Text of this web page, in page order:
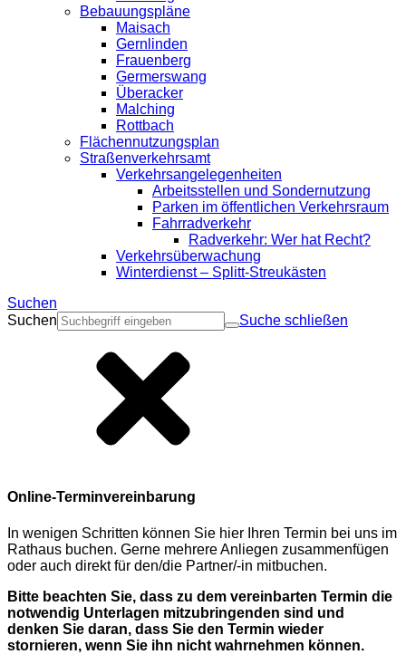
Bebauungspläne
Maisach
Gernlinden
Frauenberg
Germerswang
Überacker
Malching
Rottbach
Flächennutzungsplan
Straßenverkehrsamt
Verkehrsangelegenheiten
Arbeitsstellen und Sondernutzung
Parken im öffentlichen Verkehrsraum
Fahrradverkehr
Radverkehr: Wer hat Recht?
Verkehrsüberwachung
Winterdienst – Splitt-Streukästen
Suchen
Suchen
Suche schließen
Online-Terminvereinbarung
In wenigen Schritten können Sie hier Ihren Termin bei uns im
Rathaus buchen. Gerne mehrere Anliegen zusammenfügen
oder auch direkt für den/die Partner/-in mitbuchen.
Bitte beachten Sie, dass zu dem vereinbarten Termin die
notwendig Unterlagen mitzubringenden sind und
denken Sie daran, dass Sie den Termin wieder
stornieren, wenn Sie ihn nicht wahrnehmen können.